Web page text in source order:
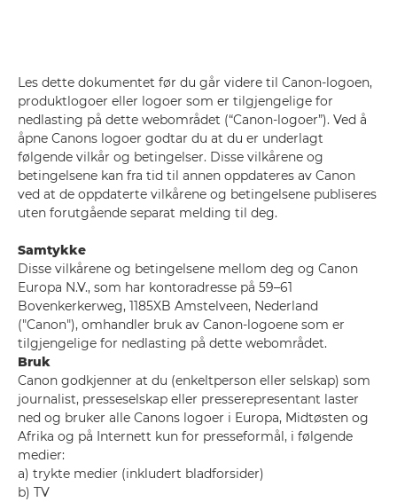
Les dette dokumentet før du går videre til Canon-logoen,
produktlogoer eller logoer som er tilgjengelige for
nedlasting på dette webområdet (“Canon-logoer”). Ved å
åpne Canons logoer godtar du at du er underlagt
følgende vilkår og betingelser. Disse vilkårene og
betingelsene kan fra tid til annen oppdateres av Canon
ved at de oppdaterte vilkårene og betingelsene publiseres
uten forutgående separat melding til deg.
Samtykke
Disse vilkårene og betingelsene mellom deg og Canon
Europa N.V., som har kontoradresse på 59–61
Bovenkerkerweg, 1185XB Amstelveen, Nederland
("Canon"), omhandler bruk av Canon-logoene som er
tilgjengelige for nedlasting på dette webområdet.
Bruk
Canon godkjenner at du (enkeltperson eller selskap) som
journalist, presseselskap eller presserepresentant laster
ned og bruker alle Canons logoer i Europa, Midtøsten og
Afrika og på Internett kun for presseformål, i følgende
medier:
a) trykte medier (inkludert bladforsider)
b) TV